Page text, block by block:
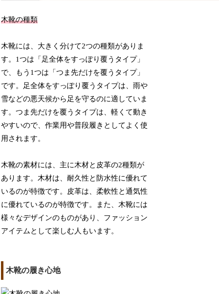
木靴の種類
木靴には、大きく分けて2つの種類がありま
す。1つは「足全体をすっぽり覆うタイプ」
で、もう1つは「つま先だけを覆うタイプ」
です。足全体をすっぽり覆うタイプは、雨や
雪などの悪天候から足を守るのに適していま
す。つま先だけを覆うタイプは、軽くて動き
やすいので、作業用や普段履きとしてよく使
用されます。
木靴の素材には、主に木材と皮革の2種類が
あります。木材は、耐久性と防水性に優れて
いるのが特徴です。皮革は、柔軟性と通気性
に優れているのが特徴です。また、木靴には
様々なデザインのものがあり、ファッション
アイテムとして楽しむ人もいます。
木靴の履き心地